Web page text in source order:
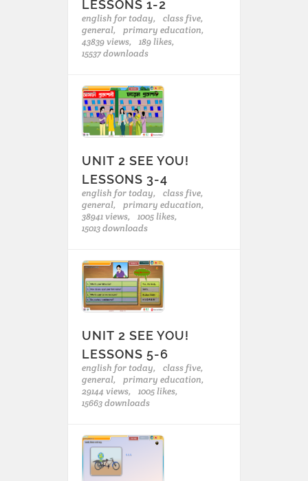
LESSONS 1-2
english for today,
class five,
general,
primary education,
43839 views,
189 likes,
15537 downloads
UNIT 2 SEE YOU!
LESSONS 3-4
english for today,
class five,
general,
primary education,
38941 views,
1005 likes,
15013 downloads
UNIT 2 SEE YOU!
LESSONS 5-6
english for today,
class five,
general,
primary education,
29144 views,
1005 likes,
15663 downloads